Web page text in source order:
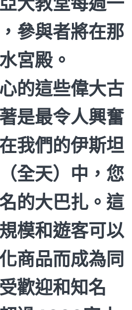
參與者將在那
宮殿。
的這些偉大古
是最令人興奮
我們的伊斯坦
全天）中，您
的大巴扎。這
模和遊客可以
商品而成為同
歡迎和知名